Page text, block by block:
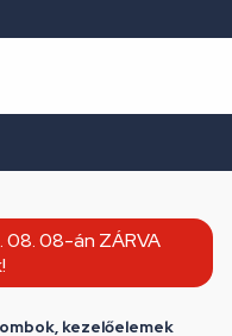
08. 08-án ZÁRVA
kezelőelemek